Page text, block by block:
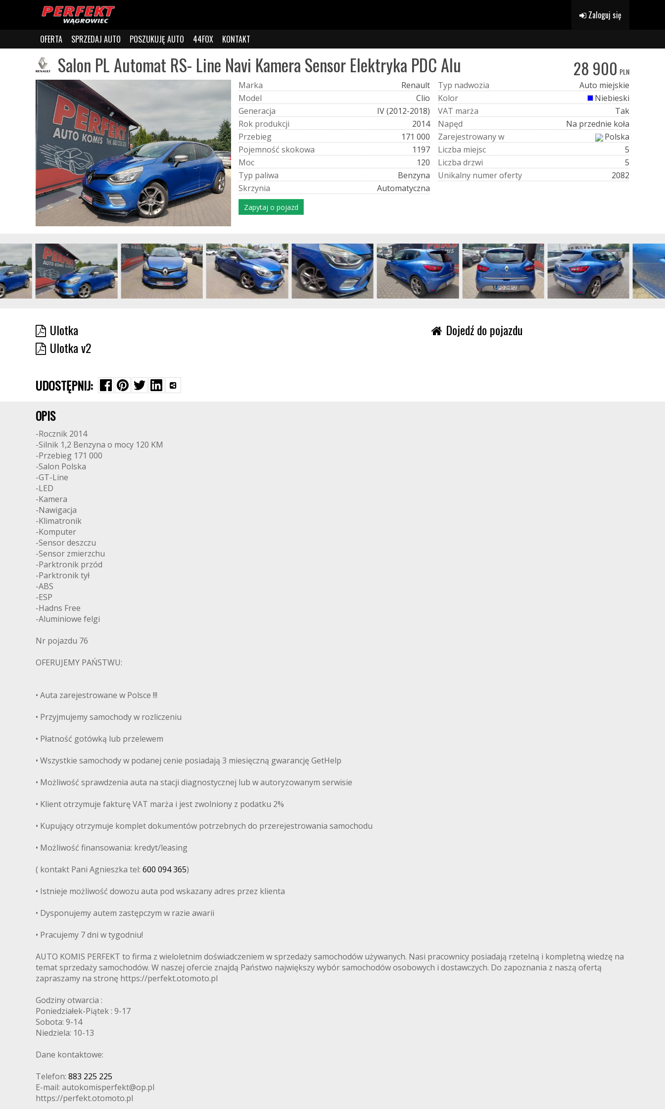
Zaloguj się
OFERTA SPRZEDAJ AUTO POSZUKUJĘ AUTO 44FOX KONTAKT
Salon PL Automat RS- Line Navi Kamera Sensor Elektryka PDC Alu 28 900 PLN
Marka
Renault
Model
Clio
Generacja
IV (2012-2018)
Rok produkcji
2014
Przebieg
171 000
Pojemność skokowa
1197
Moc
120
Typ paliwa
Benzyna
Skrzynia Automatyczna
Typ nadwozia
Auto miejskie
Kolor
Niebieski
VAT marża
Tak
Napęd
Na przednie koła
Zarejestrowanyw
Polska
Liczba miejsc
5
Liczba drzwi
5
Unikalny numeroferty 2082
Zapytaj o pojazd
Ulotka
Ulotka v2
Dojedź do pojazdu
UDOSTĘPNIJ:
OPIS
-Rocznik 2014
-Silnik 1,2 Benzyna o mocy 120 KM
-Przebieg 171 000
-Salon Polska
-GT-Line
-LED
-Kamera
-Nawigacja
-Klimatronik
-Komputer
-Sensor deszczu
-Sensor zmierzchu
-Parktronik przód
-Parktronik tył
-ABS
-ESP
-Hadns Free
-Aluminiowe felgi
Nr pojazdu 76
OFERUJEMY PAŃSTWU:
• Auta zarejestrowane w Polsce !!!
• Przyjmujemy samochody w rozliczeniu
• Płatność gotówką lub przelewem
• Wszystkie samochody w podanej cenie posiadają 3 miesięczną gwarancję GetHelp
• Możliwość sprawdzenia auta na stacji diagnostycznej lub w autoryzowanym serwisie
• Klient otrzymuje fakturę VAT marża i jest zwolniony z podatku 2%
• Kupujący otrzymuje komplet dokumentów potrzebnych do przerejestrowania samochodu
• Możliwość finansowania: kredyt/leasing
( kontakt Pani Agnieszka tel: 600 094 365)
• Istnieje możliwość dowozu auta pod wskazany adres przez klienta
• Dysponujemy autem zastępczym w razie awarii
• Pracujemy 7 dni w tygodniu!
AUTO KOMIS PERFEKT to firma z wieloletnim doświadczeniem w sprzedaży samochodów używanych. Nasi pracownicy posiadają rzetelną i kompletną wiedzę na
temat sprzedaży samochodów. W naszej ofercie znajdą Państwo największy wybór samochodów osobowych i dostawczych. Do zapoznania z naszą ofertą
zapraszamy na stronę https://perfekt.otomoto.pl
Godziny otwarcia :
Poniedziałek-Piątek : 9-17
Sobota: 9-14
Niedziela: 10-13
Dane kontaktowe:
Telefon: 883 225 225
E-mail: autokomisperfekt@op.pl
https://perfekt.otomoto.pl